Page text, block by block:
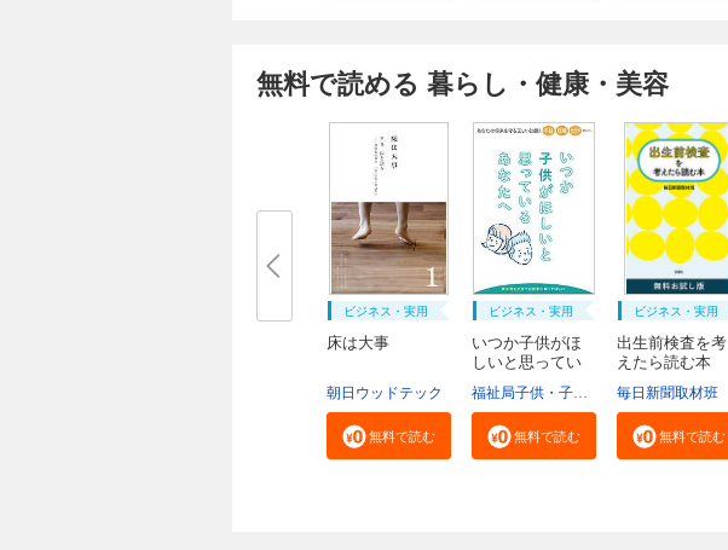
無料で読める 暮らし・健康・美容
ビジネス・実用
床は大事
朝日ウッドテック
無料で読む
ビジネス・実用
いつか子供がほ
しいと思ってい
無料で読む
ビジネス・実用
出生前検査を考
えたら読む本
毎日新聞取材班
無料で読む